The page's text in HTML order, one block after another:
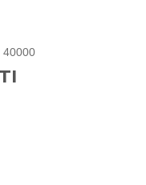
40000